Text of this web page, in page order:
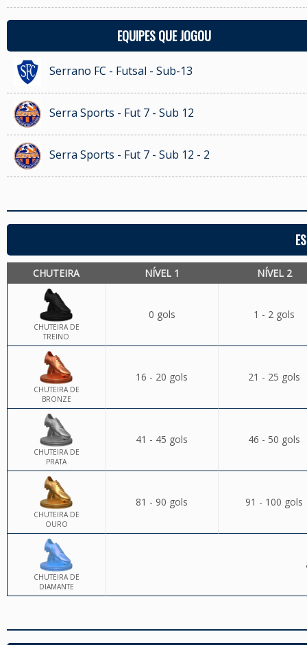
EQUIPES QUE JOGOU
Serrano FC - Futsal - Sub-13
Serra Sports - Fut 7 - Sub 12
Serra Sports - Fut 7 - Sub 12 - 2
CHUTEIRA NÍVEL 1 NÍVEL 2
CHUTEIRA DE
TREINO
0 gols 1 - 2 gols
CHUTEIRA DE
BRONZE
16 - 20 gols 21 - 25 gols
CHUTEIRA DE
PRATA
41 - 45 gols 46 - 50 gols
CHUTEIRA DE
OURO
81 - 90 gols 91 - 100 gols
CHUTEIRA DE
DIAMANTE